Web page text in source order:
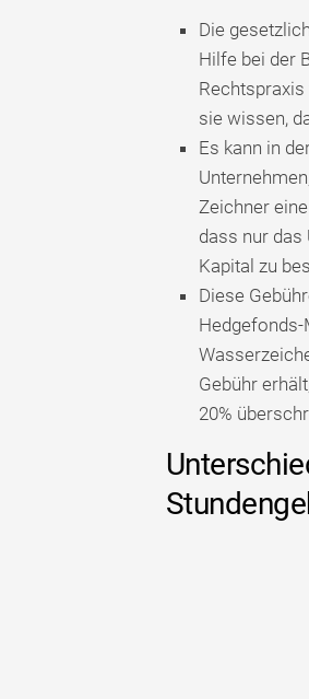
Die
Hilfe bei der
sie wissen,
Es kann in
Zeichner
dass nur das
Kapital zu
Diese
Hedgefonds-
Gebühr
20%